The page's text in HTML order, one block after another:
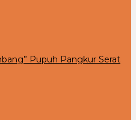
Pupuh Pangkur Serat